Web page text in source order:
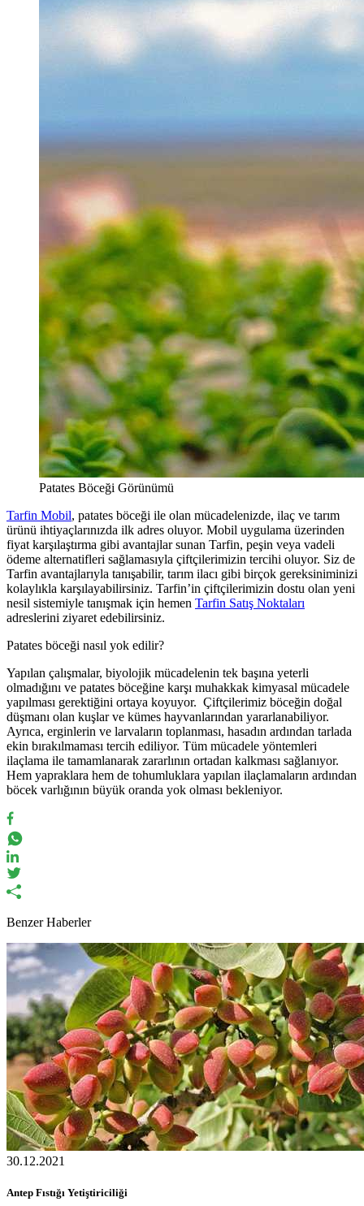
Patates Böceği Görünümü
Tarfin Mobil, patates böceği ile olan mücadelenizde, ilaç ve tarım
ürünü ihtiyaçlarınızda ilk adres oluyor. Mobil uygulama üzerinden
fiyat karşılaştırma gibi avantajlar sunan Tarfin, peşin veya vadeli
ödeme alternatifleri sağlamasıyla çiftçilerimizin tercihi oluyor. Siz de
Tarfin avantajlarıyla tanışabilir, tarım ilacı gibi birçok gereksiniminizi
kolaylıkla karşılayabilirsiniz. Tarfin’in çiftçilerimizin dostu olan yeni
nesil sistemiyle tanışmak için hemen Tarfin Satış Noktaları
adreslerini ziyaret edebilirsiniz.
Patates böceği nasıl yok edilir?
Yapılan çalışmalar, biyolojik mücadelenin tek başına yeterli
olmadığını ve patates böceğine karşı muhakkak kimyasal mücadele
yapılması gerektiğini ortaya koyuyor. Çiftçilerimiz böceğin doğal
düşmanı olan kuşlar ve kümes hayvanlarından yararlanabiliyor.
Ayrıca, erginlerin ve larvaların toplanması, hasadın ardından tarlada
ekin bırakılmaması tercih ediliyor. Tüm mücadele yöntemleri
ilaçlama ile tamamlanarak zararlının ortadan kalkması sağlanıyor.
Hem yapraklara hem de tohumluklara yapılan ilaçlamaların ardından
böcek varlığının büyük oranda yok olması bekleniyor.
Benzer Haberler
30.12.2021
Antep Fıstığı Yetiştiriciliği